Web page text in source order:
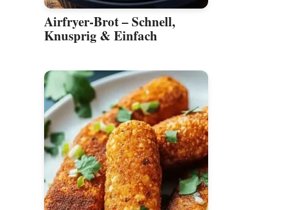
Airfryer-Brot – Schnell,
Knusprig & Einfach